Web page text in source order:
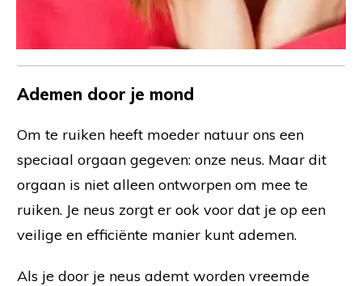
Ademen door je mond
Om te ruiken heeft moeder natuur ons een
speciaal orgaan gegeven: onze neus. Maar dit
orgaan is niet alleen ontworpen om mee te
ruiken. Je neus zorgt er ook voor dat je op een
veilige en efficiënte manier kunt ademen.
Als je door je neus ademt worden vreemde